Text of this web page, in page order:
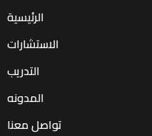
الرئيسية
الاستشارات
التدريب
المدونه
تواصل معنا